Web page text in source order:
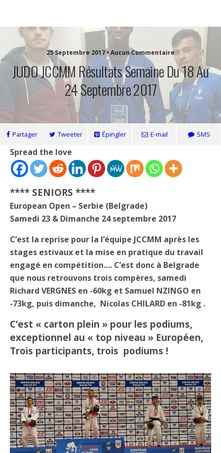
25 Septembre 2017 • Aucun Commentaire
JUDO JCCMM Résultats Semaine Du 18 Au
24 Septembre 2017
Partager Tweeter Épingler E-mail SMS
Spread the love
**** SENIORS ****
European Open – Serbie (Belgrade)
Samedi 23 & Dimanche 24 septembre 2017
C’est la reprise pour la l’équipe JCCMM après les
stages estivaux et la mise en pratique du travail
engagé en compétition…. C’est donc à Belgrade
que nous retrouvons trois compères, samedi
Richard VERGNES en -60kg et Samuel NZINGO en
-73kg, puis dimanche, Nicolas CHILARD en -81kg .
C’est « carton plein » pour les podiums,
exceptionnel au « top niveau » Européen,
Trois participants, trois podiums !